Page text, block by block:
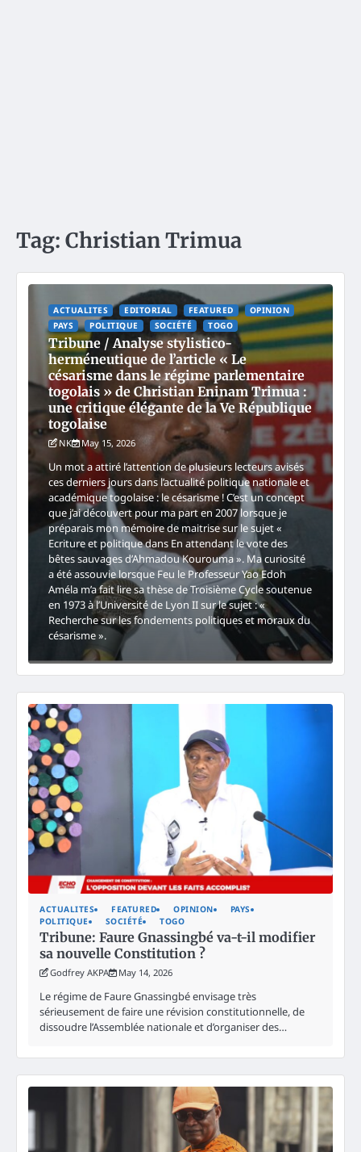
Tag: Christian Trimua
ACTUALITES EDITORIAL FEATURED
OPINION
PAYS
POLITIQUE SOCIÉTÉ TOGO
Tribune / Analyse stylistico-
herméneutique de l’article « Le
césarisme dans le régime parlementaire
togolais » de Christian Eninam Trimua :
une critique élégante de la Ve République
togolaise
NK May 15, 2026
Un mot a attiré l’attention de plusieurs lecteurs avisés
ces derniers jours dans l’actualité politique nationale et
académique togolaise : le césarisme ! C’est un concept
que j’ai découvert pour ma part en 2007 lorsque je
préparais mon mémoire de maitrise sur le sujet «
Ecriture et politique dans En attendant le vote des
bêtes sauvages d’Ahmadou Kourouma ». Ma curiosité
a été assouvie lorsque Feu le Professeur Yao Edoh
Améla m’a fait lire sa thèse de Troisième Cycle soutenue
en 1973 à l’Université de Lyon II sur le sujet : «
Recherche sur les fondements politiques et moraux du
césarisme ».
ACTUALITES FEATURED OPINION
PAYS
POLITIQUE
SOCIÉTÉ TOGO
Tribune: Faure Gnassingbé va-t-il modifier
sa nouvelle Constitution ?
Godfrey AKPA May 14, 2026
Le régime de Faure Gnassingbé envisage très
sérieusement de faire une révision constitutionnelle, de
dissoudre l’Assemblée nationale et d’organiser des…